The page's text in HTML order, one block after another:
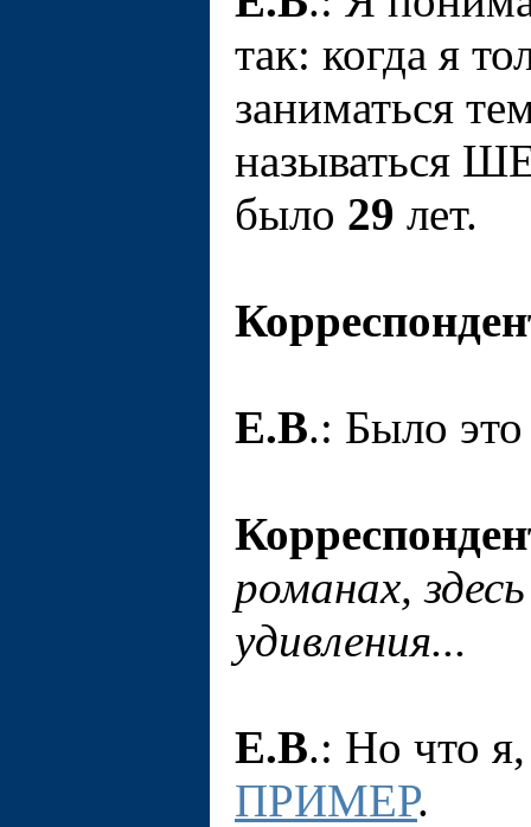
так: когда я
заниматься
называться
было 29 лет.
Е.В.: Было
романах,
удивления...
Е.В.: Но что я,
ПРИМЕР.